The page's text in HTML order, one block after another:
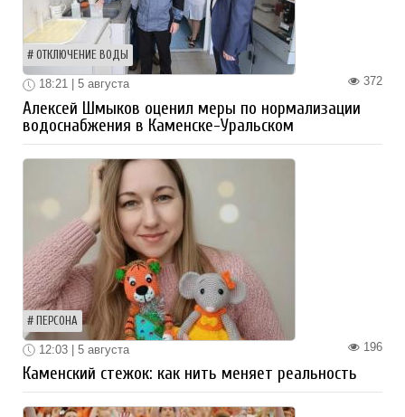
ОТКЛЮЧЕНИЕ ВОДЫ
372
18:21 | 5 августа
Алексей Шмыков оценил меры по нормализации
водоснабжения в Каменске-Уральском
ПЕРСОНА
196
12:03 | 5 августа
Каменский стежок: как нить меняет реальность